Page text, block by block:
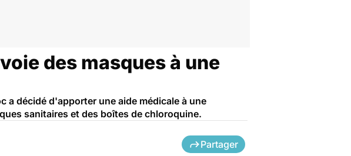
des masques à une
a décidé d'apporter une aide médicale à une
sanitaires et des boîtes de chloroquine.
Partager